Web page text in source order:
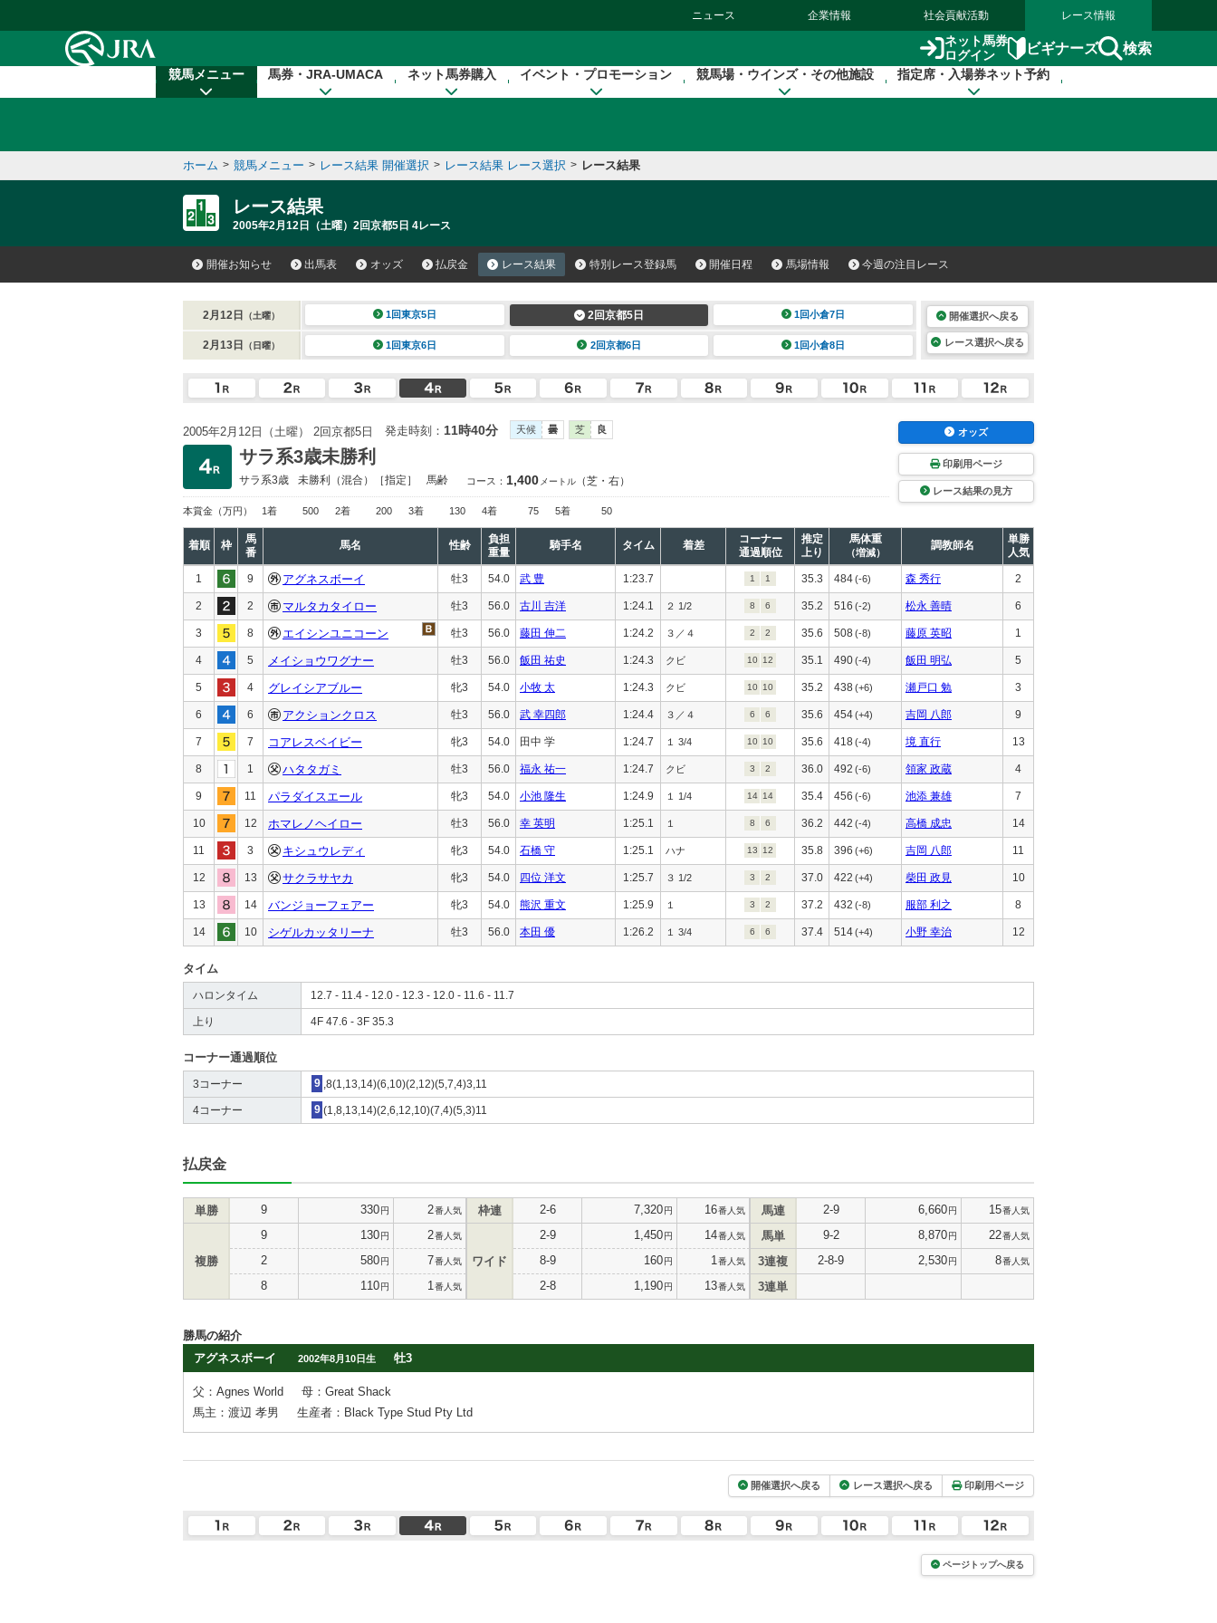
ニュース 企業情報 社会貢献活動 レース情報
ネット馬券
ログイン
ビギナーズ 検索
競馬メニュー 馬券・JRA-UMACA ネット馬券購入 イベント・プロモーション 競馬場・ウインズ・その他施設 指定席・入場券ネット予約
ホーム > 競馬メニュー > レース結果 開催選択 > レース結果 レース選択 > レース結果
レース結果
2005年2月12日（土曜）2回京都5日 4レース
開催お知らせ 出馬表 オッズ 払戻金 レース結果 特別レース登録馬 開催日程 馬場情報 今週の注目レース
2月12日 （土曜） 1回東京5日 2回京都5日 1回小倉7日
2月13日 （日曜） 1回東京6日 2回京都6日 1回小倉8日
開催選択へ戻る
レース選択へ戻る
2005年2月12日（土曜） 2回京都5日 発走時刻： 11時40分 天候 曇 芝 良
サラ系3歳未勝利
サラ系3歳 未勝利 （混合）［指定］ 馬齢 コース： 1,400 メートル （芝・右）
本賞金 （万円） 1着 500 2着 200 3着 130 4着 75 5着 50
オッズ
印刷用ページ
レース結果の見方
着順 枠
馬
番
馬名 性齢
負担
重量
騎手名 タイム 着差
コーナー
通過順位
推定
上り
馬体重
（増減）
調教師名
単勝
人気
1 9 アグネスボーイ 牡3 54.0 武 豊 1:23.7 1 1 35.3 484(-6) 森 秀行 2
2 2 マルタカタイロー 牡3 56.0 古川 吉洋 1:24.1 ２ 1/2 8 6 35.2 516 (-2) 松永 善晴 6
3 8 エイシンユニコーン 牡3 56.0 藤田 伸二 1:24.2 ３／４ 2 2 35.6 508(-8) 藤原 英昭 1
4 5 メイショウワグナー 牡3 56.0 飯田 祐史 1:24.3 クビ 10 12 35.1 490(-4) 飯田 明弘 5
5 4 グレイシアブルー 牝3 54.0 小牧 太 1:24.3 クビ 10 10 35.2 438(+6) 瀬戸口 勉 3
6 6 アクションクロス 牡3 56.0 武 幸四郎 1:24.4 ３／４ 6 6 35.6 454(+4) 吉岡 八郎 9
7 7 コアレスベイビー 牝3 54.0 田中 学 1:24.7 １ 3/4 10 10 35.6 418(-4) 境 直行 13
8 1 ハタタガミ 牡3 56.0 福永 祐一 1:24.7 クビ 3 2 36.0 492 (-6) 領家 政蔵 4
9 11 パラダイスエール 牝3 54.0 小池 隆生 1:24.9 １ 1/4 14 14 35.4 456 (-6) 池添 兼雄 7
10 12 ホマレノヘイロー 牡3 56.0 幸 英明 1:25.1 １ 8 6 36.2 442 (-4) 高橋 成忠 14
11 3 キシュウレディ 牝3 54.0 石橋 守 1:25.1 ハナ 13 12 35.8 396 (+6) 吉岡 八郎 11
12 13 サクラサヤカ 牝3 54.0 四位 洋文 1:25.7 ３ 1/2 3 2 37.0 422 (+4) 柴田 政見 10
13 14 バンジョーフェアー 牝3 54.0 熊沢 重文 1:25.9 １ 3 2 37.2 432 (-8) 服部 利之 8
14 10 シゲルカッタリーナ 牡3 56.0 本田 優 1:26.2 １ 3/4 6 6 37.4 514(+4) 小野 幸治 12
タイム
ハロンタイム 12.7 - 11.4 - 12.0 - 12.3 - 12.0 - 11.6 - 11.7
上り 4F 47.6 - 3F 35.3
コーナー通過順位
3コーナー 9 ,8(1,13,14)(6,10)(2,12)(5,7,4)3,11
4コーナー 9 (1,8,13,14)(2,6,12,10)(7,4)(5,3)11
払戻金
単勝 9 330円 2番人気
複勝
9 130円 2番人気
2 580円 7番人気
8 110円 1 番人気
枠連 2-6 7,320円 16番人気
ワイド
2-9 1,450円 14番人気
8-9 160円 1 番人気
2-8 1,190円 13番人気
馬連 2-9 6,660円 15番人気
馬単 9-2 8,870円 22番人気
3連複 2-8-9 2,530円 8番人気
3連単
勝馬の紹介
アグネスボーイ
2002年8月10日生 牡3
父：Agnes World
母：Great Shack
馬主：渡辺 孝男
生産者：Black Type Stud Pty Ltd
開催選択へ戻る レース選択へ戻る 印刷用ページ
ページトップへ戻る